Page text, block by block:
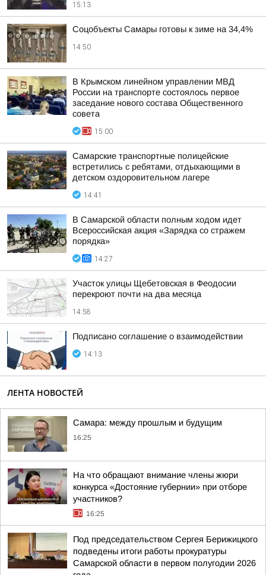
15:13
Соцобъекты Самары готовы к зиме на 34,4%
14:50
В Крымском линейном управлении МВД
России на транспорте состоялось первое
заседание нового состава Общественного
совета
15:00
Самарские транспортные полицейские
встретились с ребятами, отдыхающими в
детском оздоровительном лагере
14:41
В Самарской области полным ходом идет
Всероссийская акция «Зарядка со стражем
порядка»
14:27
Участок улицы Щебетовская в Феодосии
перекроют почти на два месяца
14:58
Подписано соглашение о взаимодействии
14:13
ЛЕНТА НОВОСТЕЙ
Самара: между прошлым и будущим
16:25
На что обращают внимание члены жюри
конкурса «Достояние губернии» при отборе
участников?
16:25
Под председательством Сергея Берижицкого
подведены итоги работы прокуратуры
Самарской области в первом полугодии 2026